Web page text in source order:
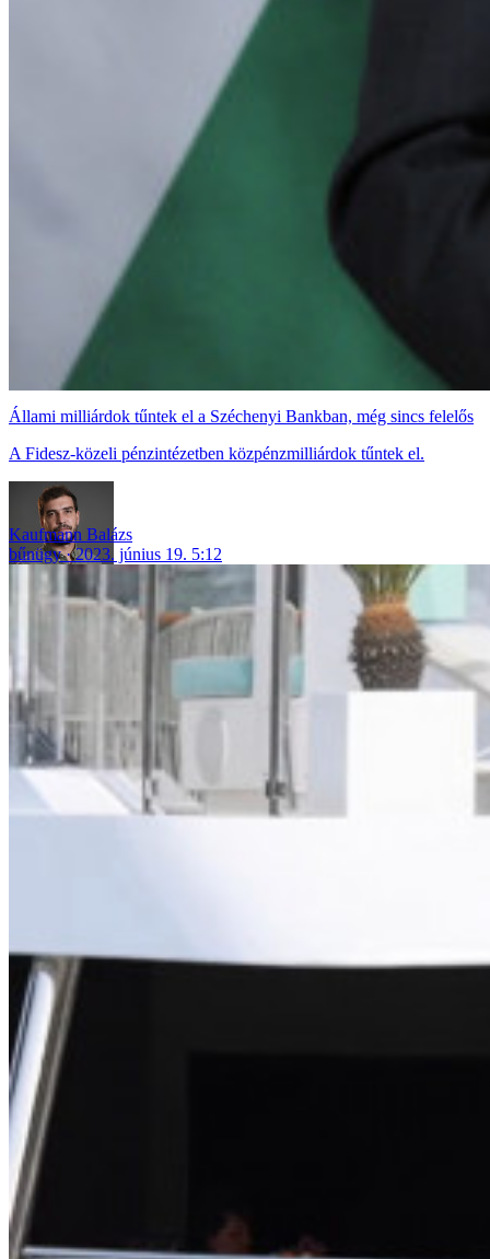
Állami milliárdok tűntek el a Széchenyi Bankban, még sincs felelős
A Fidesz-közeli pénzintézetben közpénzmilliárdok tűntek el.
Kaufmann Balázs
bűnügy
2023. június 19. 5:12